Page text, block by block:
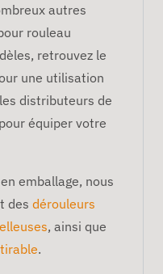
autres
rouleau
retrouvez le
une utilisation
distributeurs de
équiper votre
emballage, nous
des dérouleurs
, ainsi que
.